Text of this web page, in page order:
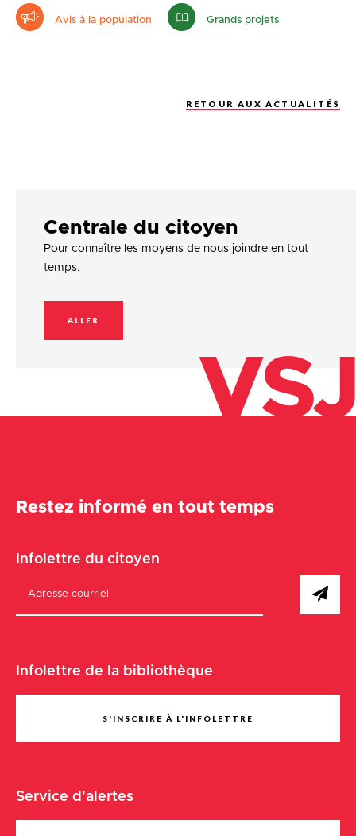
Avis à la population Grands projets
RETOUR AUX ACTUALITÉS
Centrale du citoyen
Pour connaître les moyens de nous joindre en tout
temps.
ALLER
VSJ
Restez informé en tout temps
Infolettre du citoyen
Infolettre de la bibliothèque
S'INSCRIRE À L'INFOLETTRE
Service d'alertes